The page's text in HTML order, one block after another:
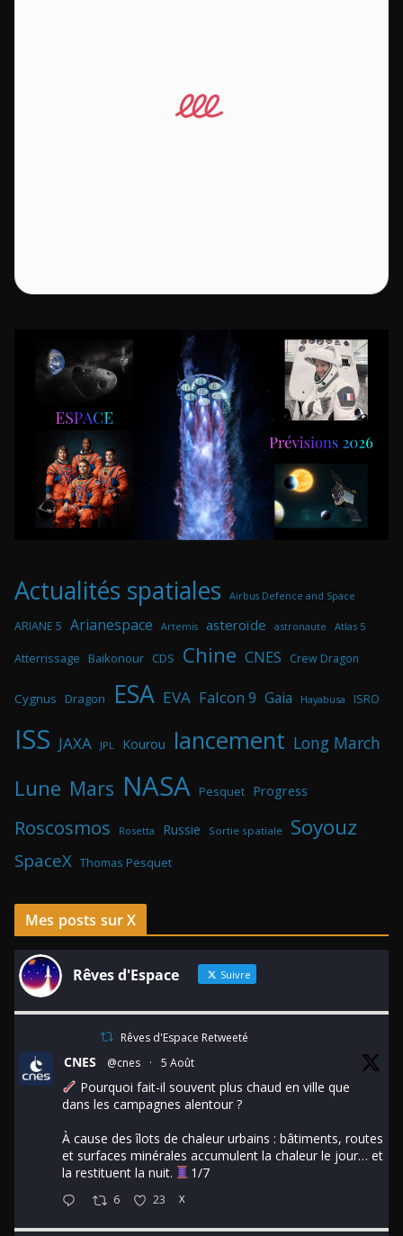
Actualités spatiales Airbus Defence and Space
ARIANE 5 Arianespace Artemis asteroïde astronaute Atlas 5
Atterrissage Baikonour CDS Chine CNES Crew Dragon
Cygnus Dragon ESA EVA Falcon 9 Gaia Hayabusa ISRO
ISS JAXA JPL Kourou lancement Long March
Lune Mars NASA Pesquet Progress
Roscosmos Rosetta Russie Sortie spatiale Soyouz
SpaceX Thomas Pesquet
Mes posts sur X
Rêves d'Espace Suivre
Rêves d'Espace Retweeté
CNES @cnes · 5 Août
Pourquoi fait-il souvent plus chaud en ville que
dans les campagnes alentour ?
À cause des îlots de chaleur urbains : bâtiments, routes
et surfaces minérales accumulent la chaleur le jour… et
la restituent la nuit.
1/7
6 23 X